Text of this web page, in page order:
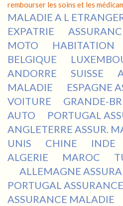
rembourser les soins et les
MALADIE A L
EXPATRIE
MOTO
HABITATION
BELGIQUE
ANDORRE
SUISSE
MALADIE
ESPAGNE
VOITURE
GRANDE-
AUTO
PORTUGAL
ANGLETERRE ASSUR.
UNIS
CHINE INDE
ALGERIE
MAROC
ALLEMAGNE
PORTUGAL
ASSURANCE MALADIE